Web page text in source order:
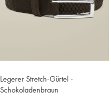
Legerer Stretch-Gürtel -
Schokoladenbraun